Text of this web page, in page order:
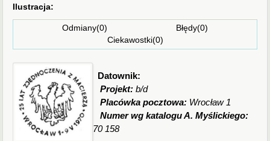
Ilustracja:
Odmiany(0) Błędy(0)
Ciekawostki(0)
Datownik:
Projekt:b/d
Placówka pocztowa: Wrocław 1
Numer wg katalogu A. Myślickiego:
70 158